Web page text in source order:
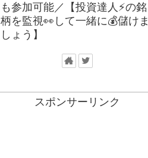
も参加可能／【投資達人⚡️の銘
柄を監視👀して一緒に💰儲けま
しょう】
スポンサーリンク